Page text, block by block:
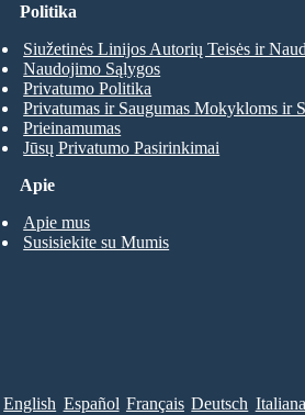
Apie
Apie mus
Susisiekite su Mumis
Politika
Siužetinės Linijos Autorių Teisės ir
Naudojimo Sąlygos
Privatumo Politika
Privatumas ir Saugumas Mokykloms ir
Prieinamumas
Jūsų Privatumo Pasirinkimai
English Español Français Deutsch Italiana